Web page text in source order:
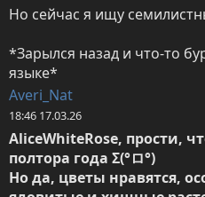
Но сейчас я ищу
*Зарылся назад и что-то
языке*
Averi_Nat
18:46 17.03.26
AliceWhiteRose, прости,
полтора года Σ(°ロ°)
Но да, цветы нравятся,